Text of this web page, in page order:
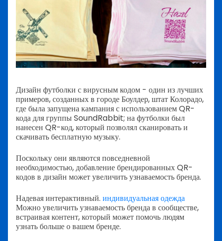
Дизайн футболки с вирусным кодом - один из лучших
примеров, созданных в городе Боулдер, штат Колорадо,
где была запущена кампания с использованием QR-
кода для группы SoundRabbit; на футболки был
нанесен QR-код, который позволял сканировать и
скачивать бесплатную музыку.
Поскольку они являются повседневной
необходимостью, добавление брендированных QR-
кодов в дизайн может увеличить узнаваемость бренда.
Надевая интерактивный. индивидуальная одежда
Можно увеличить узнаваемость бренда в сообществе,
встраивая контент, который может помочь людям
узнать больше о вашем бренде.